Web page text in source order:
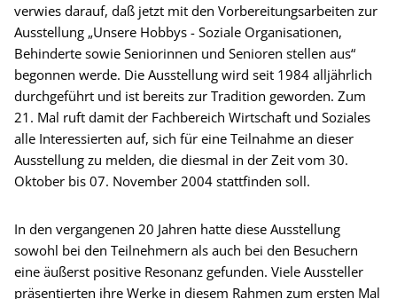
verwies darauf, daß jetzt mit den Vorbereitungsarbeiten zur
Ausstellung „Unsere Hobbys - Soziale Organisationen,
Behinderte sowie Seniorinnen und Senioren stellen aus“
begonnen werde. Die Ausstellung wird seit 1984 alljährlich
durchgeführt und ist bereits zur Tradition geworden. Zum
21. Mal ruft damit der Fachbereich Wirtschaft und Soziales
alle Interessierten auf, sich für eine Teilnahme an dieser
Ausstellung zu melden, die diesmal in der Zeit vom 30.
Oktober bis 07. November 2004 stattfinden soll.
In den vergangenen 20 Jahren hatte diese Ausstellung
sowohl bei den Teilnehmern als auch bei den Besuchern
eine äußerst positive Resonanz gefunden. Viele Aussteller
präsentierten ihre Werke in diesem Rahmen zum ersten Mal